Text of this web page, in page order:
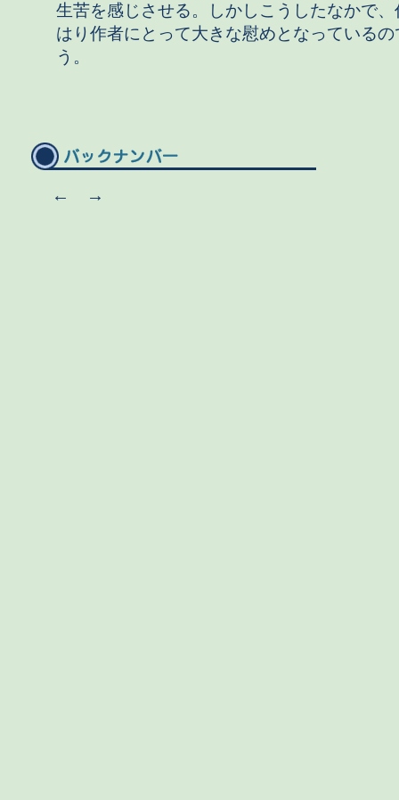
生苦を感じさせる。しかしこうしたなかで
はり作者にとって大きな慰めとなっているの
う。
← →